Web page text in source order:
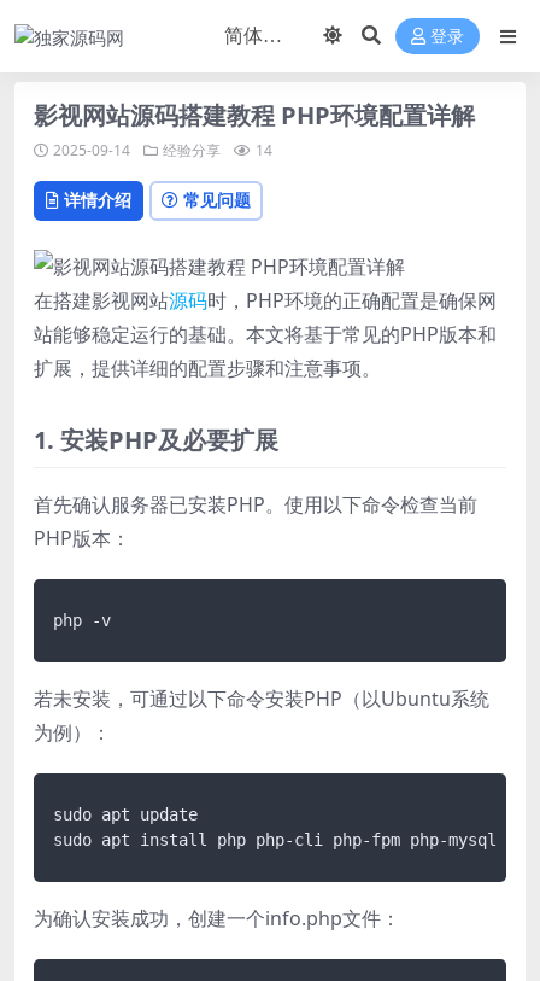
登录
影视网站源码搭建教程 PHP环境配置详解
2025-09-14 经验分享 14
详情介绍 常见问题
在搭建影视网站源码时，PHP环境的正确配置是确保网
站能够稳定运行的基础。本文将基于常见的PHP版本和
扩展，提供详细的配置步骤和注意事项。
1. 安装PHP及必要扩展
首先确认服务器已安装PHP。使用以下命令检查当前
PHP版本：
若未安装，可通过以下命令安装PHP（以Ubuntu系统
为例）：
sudo apt update
sudo apt install php php-cli php-fpm php-mysql
为确认安装成功，创建一个info.php文件：